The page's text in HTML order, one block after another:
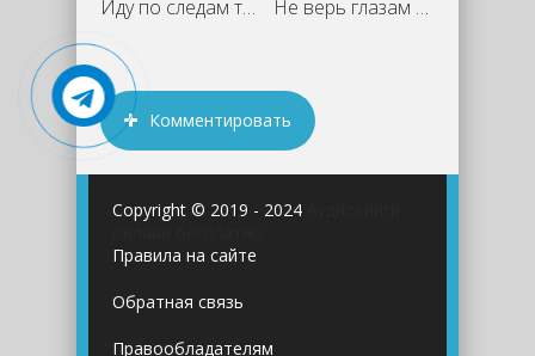
Иду по следам твоим - Эллисон Майклс Не верь глазам своим - Эллисон Майклс
Комментировать
Copyright © 2019 - 2024
Правила на сайте
Обратная связь
Правообладателям